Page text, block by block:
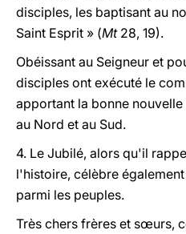
disciples, les baptisant au
Saint Esprit » (Mt28, 19).
Obéissant au Seigneur et
disciples ont exécuté le
apportant la bonne
au Nord et au Sud.
4. Le Jubilé, alors qu'il
l'histoire, célèbre
parmi les peuples.
Très chers frères et sœurs,